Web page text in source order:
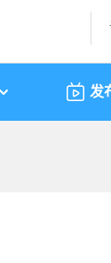
发